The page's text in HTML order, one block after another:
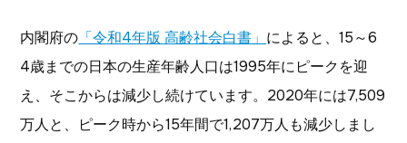
内閣府の 「令和4年版 高齢社会白書」 によると、15～6
4歳までの日本の生産年齢人口は1995年にピークを迎
え、そこからは減少し続けています。2020年には7,509
万人と、ピーク時から15年間で1,207万人も減少しまし